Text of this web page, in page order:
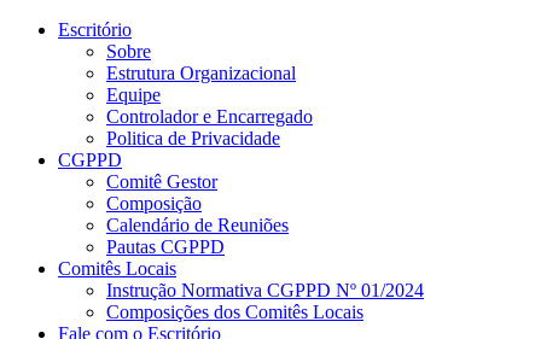
Conteúdo principal
Escritório
Sobre
Estrutura Organizacional
Equipe
Controlador e Encarregado
Politica de Privacidade
CGPPD
Comitê Gestor
Composição
Calendário de Reuniões
Pautas CGPPD
Comitês Locais
Instrução Normativa CGPPD Nº 01/2024
Composições dos Comitês Locais
Fale com o Escritório